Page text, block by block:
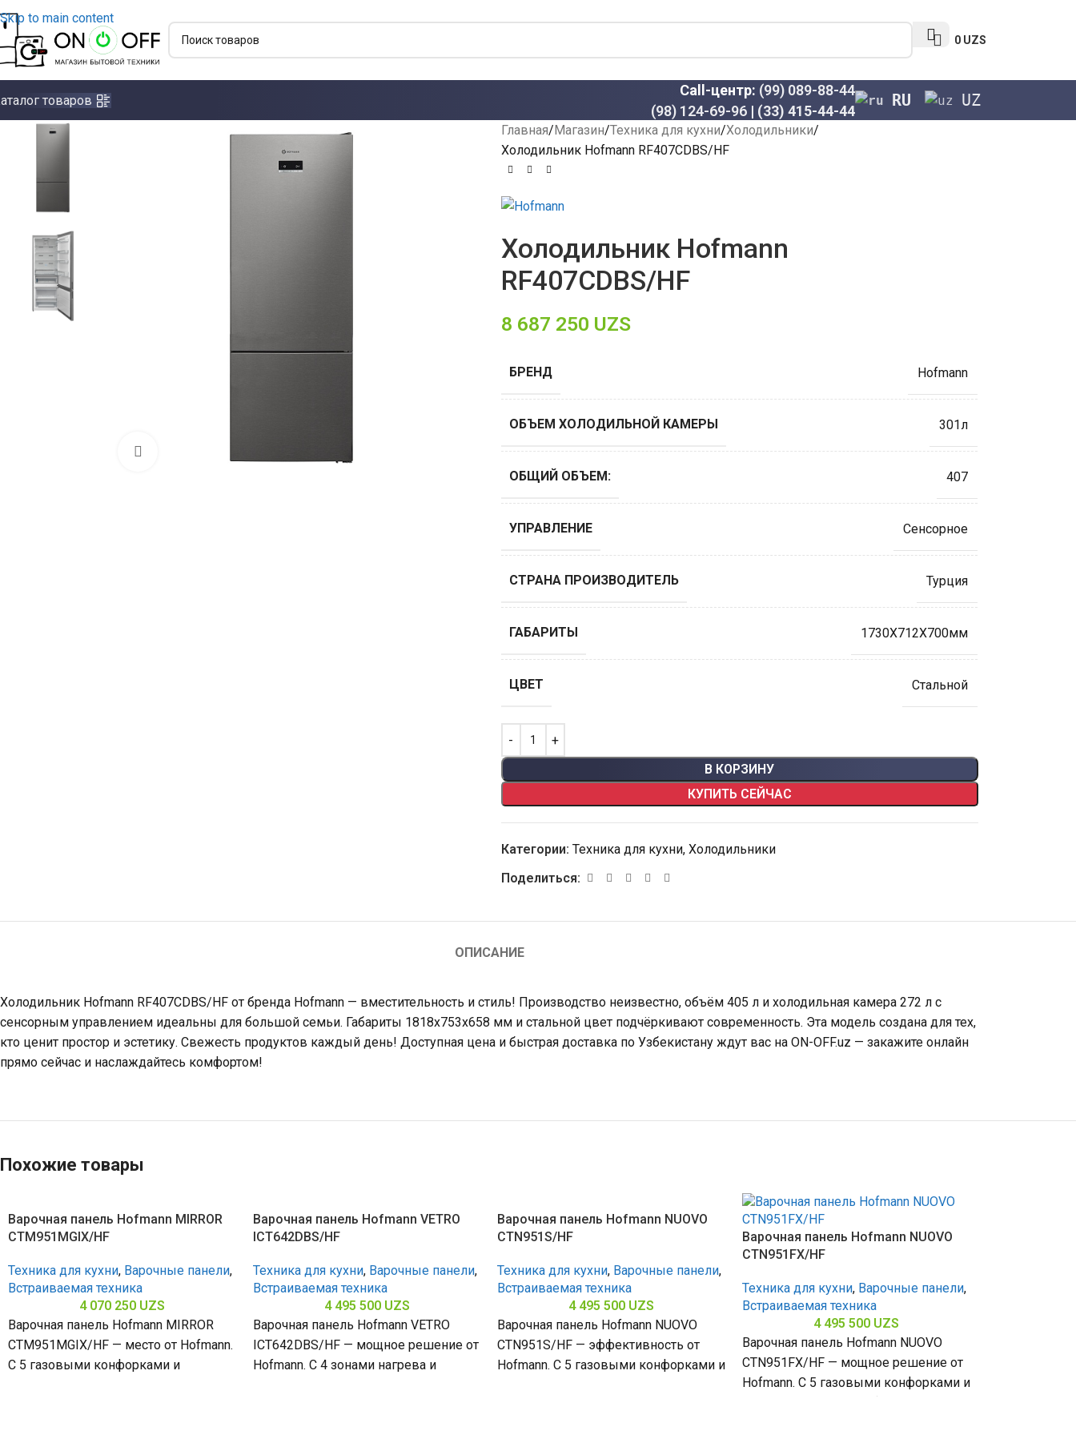
Skip to main content
0 UZS
товаров
Call-центр: (99) 089-88-44
(98) 124-69-96 | (33) 415-44-44
RU UZ
Главная Магазин Техника для кухни Холодильники
Холодильник Hofmann RF407CDBS/HF
Холодильник Hofmann
RF407CDBS/HF
8 687 250 UZS
БРЕНД Hofmann
ОБЪЕМ ХОЛОДИЛЬНОЙ КАМЕРЫ 301л
ОБЩИЙ ОБЪЕМ: 407
УПРАВЛЕНИЕ Сенсорное
СТРАНА ПРОИЗВОДИТЕЛЬ Турция
ГАБАРИТЫ 1730X712X700мм
ЦВЕТ Стальной
В КОРЗИНУ
КУПИТЬ СЕЙЧАС
Категории: Техника для кухни, Холодильники
Поделиться:
ОПИСАНИЕ
Холодильник Hofmann RF407CDBS/HF от бренда Hofmann — вместительность и стиль! Производство неизвестно, объём 405 л и холодильная камера 272 л с
сенсорным управлением идеальны для большой семьи. Габариты 1818x753x658 мм и стальной цвет подчёркивают современность. Эта модель создана для тех,
кто ценит простор и эстетику. Свежесть продуктов каждый день! Доступная цена и быстрая доставка по Узбекистану ждут вас на ON-OFF.uz — закажите онлайн
прямо сейчас и наслаждайтесь комфортом!
Похожие товары
Варочная панель Hofmann MIRROR
CTM951MGIX/HF
Техника для кухни, Варочные панели,
Встраиваемая техника
4 070 250 UZS
Варочная панель Hofmann MIRROR
CTM951MGIX/HF — место от Hofmann.
С 5 газовыми конфорками и
Варочная панель Hofmann VETRO
ICT642DBS/HF
Техника для кухни, Варочные панели,
Встраиваемая техника
4 495 500 UZS
Варочная панель Hofmann VETRO
ICT642DBS/HF — мощное решение от
Hofmann. С 4 зонами нагрева и
Варочная панель Hofmann NUOVO
CTN951S/HF
Техника для кухни, Варочные панели,
Встраиваемая техника
4 495 500 UZS
Варочная панель Hofmann NUOVO
CTN951S/HF — эффективность от
Hofmann. С 5 газовыми конфорками и
Варочная панель Hofmann NUOVO
CTN951FX/HF
Техника для кухни, Варочные панели,
Встраиваемая техника
4 495 500 UZS
Варочная панель Hofmann NUOVO
CTN951FX/HF — мощное решение от
Hofmann. С 5 газовыми конфорками и